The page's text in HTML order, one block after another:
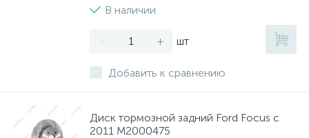
В наличии
- + шт
Добавить к сравнению
Диск тормозной задний Ford Focus с
2011 M2000475